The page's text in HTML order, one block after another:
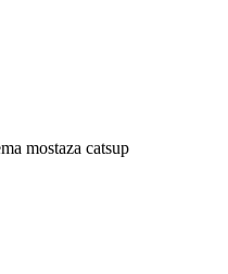
mostaza catsup